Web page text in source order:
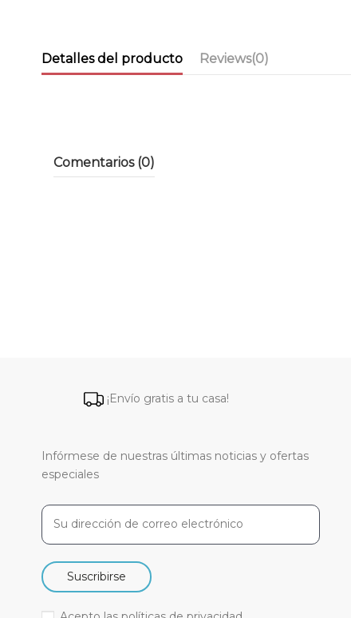
Detalles del producto Reviews(0)
Comentarios (0)
¡Envío gratis a tu casa!
Infórmese de nuestras últimas noticias y ofertas
especiales
Suscribirse